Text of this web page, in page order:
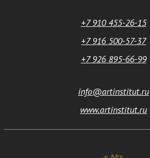
+7 910 455-26-15
+7 916 500-57-37
+7 926 895-66-99
info@artinstitut.ru
www.artinstitut.ru